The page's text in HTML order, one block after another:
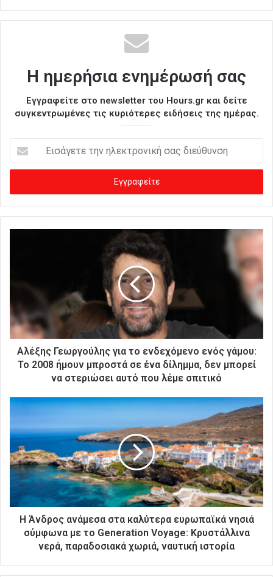
Η ημερήσια ενημέρωσή σας
Εγγραφείτε στο newsletter του Hours.gr και δείτε
συγκεντρωμένες τις κυριότερες ειδήσεις της ημέρας.
σ
γ
ε
ε
κ
κ
α
ς
δ
ι
η
Αλέξης Γεωργούλης για το ενδεχόμενο ενός γάμου:
Το 2008 ήμουν μπροστά σε ένα δίλημμα, δεν μπορεί
να στεριώσει αυτό που λέμε σπιτικό
Η Άνδρος ανάμεσα στα καλύτερα ευρωπαϊκά νησιά
σύμφωνα με το Generation Voyage: Kρυστάλλινα
νερά, παραδοσιακά χωριά, ναυτική ιστορία